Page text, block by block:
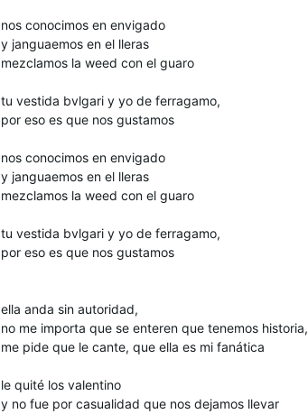
nos conocimos en envigado
y janguaemos en el lleras
mezclamos la weed con el guaro
tu vestida bvlgari y yo de ferragamo,
por eso es que nos gustamos
nos conocimos en envigado
y janguaemos en el lleras
mezclamos la weed con el guaro
tu vestida bvlgari y yo de ferragamo,
por eso es que nos gustamos
ella anda sin autoridad,
no me importa que se enteren que tenemos historia,
me pide que le cante, que ella es mi fanática
le quité los valentino
y no fue por casualidad que nos dejamos llevar